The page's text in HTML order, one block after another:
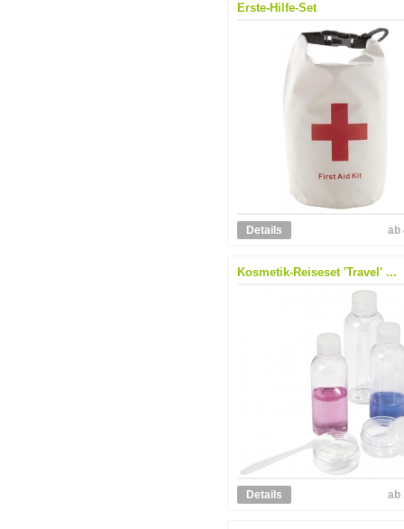
Erste-Hilfe-Set
Details ab
Kosmetik-Reiseset 'Travel' ...
Details ab